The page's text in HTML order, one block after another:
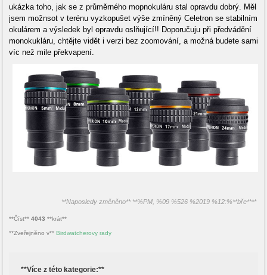
ukázka toho, jak se z průměrného mopnokuláru stal opravdu dobrý. Měl
jsem možnsot v terénu vyzkopušet výše zmíněný Celetron se stabilním
okulárem a výsledek byl opravdu oslňující!! Doporučuju při předvádění
monokukláru, chtějte vidět i verzi bez zoomování, a možná budete sami
víc než mile překvapení.
**Naposledy změněno** **%PM, %09 %526 %2019 %12:%**bře****
**Číst** 4043 **krát**
**Zveřejněno v** Birdwatcherovy rady
**Více z této kategorie:**